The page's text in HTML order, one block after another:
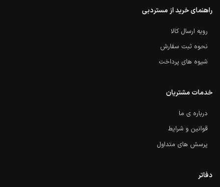
راهنمای خرید از مستردبی
رویه ارسال کالا
نحوه ثبت سفارش
شیوه های پرداخت
خدمات مشتریان
درباره ی ما
قوانین و شرایط
پرسش های متداول
دفاتر